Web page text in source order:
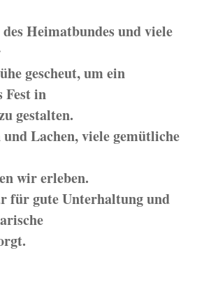
Heimatbundes und viele
gescheut, um ein
Fest in
gestalten.
Lachen, viele gemütliche
wir erleben.
für gute Unterhaltung und